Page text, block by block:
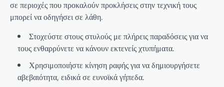
σε περιοχές που προκαλούν προκλήσεις στην τεχνική τους
μπορεί να οδηγήσει σε λάθη.
Στοχεύστε στους στυλούς με πλήρεις παραδόσεις για να
τους ενθαρρύνετε να κάνουν εκτενείς χτυπήματα.
Χρησιμοποιήστε κίνηση ραφής για να δημιουργήσετε
αβεβαιότητα, ειδικά σε ευνοϊκά γήπεδα.